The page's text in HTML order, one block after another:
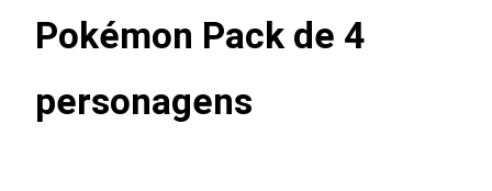
Pokémon Pack de 4
personagens